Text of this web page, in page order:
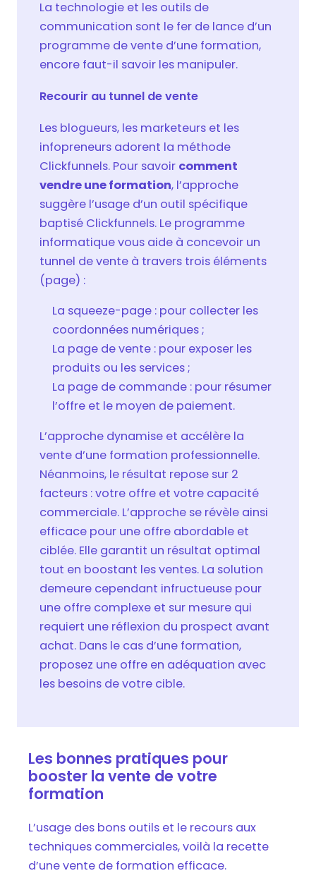
La technologie et les outils de
communication sont le fer de lance d’un
programme de vente d’une formation,
encore faut-il savoir les manipuler.
Recourir au tunnel de vente
Les blogueurs, les marketeurs et les
infopreneurs adorent la méthode
Clickfunnels. Pour savoir comment
vendre une formation, l’approche
suggère l’usage d’un outil spécifique
baptisé Clickfunnels. Le programme
informatique vous aide à concevoir un
tunnel de vente à travers trois éléments
(page) :
La squeeze-page : pour collecter les
coordonnées numériques ;
La page de vente : pour exposer les
produits ou les services ;
La page de commande : pour résumer
l’offre et le moyen de paiement.
L’approche dynamise et accélère la
vente d’une formation professionnelle.
Néanmoins, le résultat repose sur 2
facteurs : votre offre et votre capacité
commerciale. L’approche se révèle ainsi
efficace pour une offre abordable et
ciblée. Elle garantit un résultat optimal
tout en boostant les ventes. La solution
demeure cependant infructueuse pour
une offre complexe et sur mesure qui
requiert une réflexion du prospect avant
achat. Dans le cas d’une formation,
proposez une offre en adéquation avec
les besoins de votre cible.
Les bonnes pratiques pour
booster la vente de votre
formation
L’usage des bons outils et le recours aux
techniques commerciales, voilà la recette
d’une vente de formation efficace.